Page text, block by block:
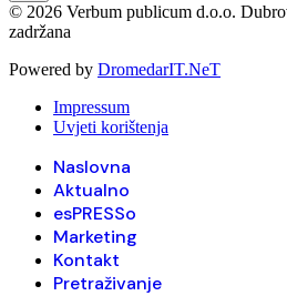
© 2026 Verbum publicum d.o.o.
zadržana
Powered by DromedarIT.NeT
Impressum
Uvjeti korištenja
Naslovna
Aktualno
esPRESSo
Marketing
Kontakt
Pretraživanje